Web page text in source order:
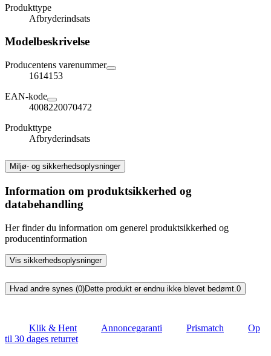
Produkttype
Afbryderindsats
Modelbeskrivelse
Producentens varenummer
1614153
EAN-kode
4008220070472
Produkttype
Afbryderindsats
Miljø- og sikkerhedsoplysninger
Information om produktsikkerhed og
databehandling
Her finder du information om generel produktsikkerhed og
producentinformation
Vis sikkerhedsoplysninger
Hvad andre synes (0)Dette produkt er endnu ikke blevet bedømt. 0
Klik & Hent Annoncegaranti Prismatch
Op
til 30 dages returret